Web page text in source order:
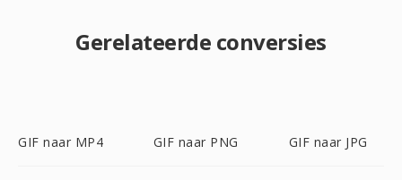
Gerelateerde conversies
GIF naar MP4 GIF naar PNG GIF naar JPG